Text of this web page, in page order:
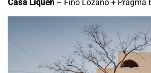
Casa Liquen – Fino Lozano + Pragma